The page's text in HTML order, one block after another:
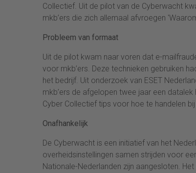
Collectief. Uit de pilot van de Cyberwacht
mkb’ers die zich allemaal afvroegen
Probleem van formaat
Uit de pilot kwam naar voren dat e-
voor mkb’ers. Deze technieken gebruiken
het bedrijf. Uit onderzoek van ESET
mkb’ers de afgelopen twee jaar een
Cyber Collectief tips voor hoe te handelen
Onafhankelijk
De Cyberwacht is een initiatief van het
overheidsinstellingen samen strijden voor
Nationale-Nederlanden zijn aangesloten.